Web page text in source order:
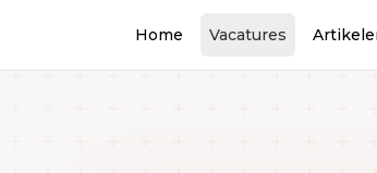
Home Vacatures